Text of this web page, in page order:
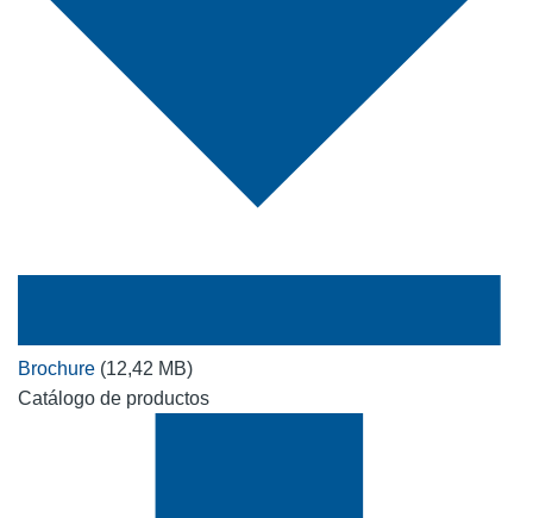
Brochure (12,42 MB)
Catálogo de productos